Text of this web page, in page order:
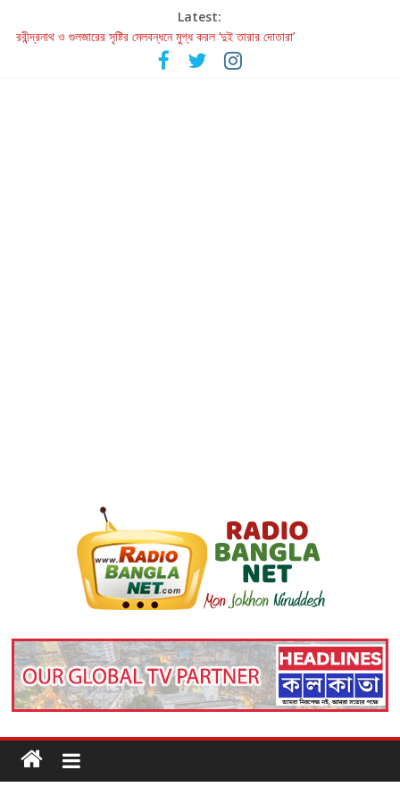
Latest:
রবীন্দ্রনাথ ও গুলজারের সৃষ্টির মেলবন্ধনে মুগ্ধ করল ‘দুই তারার দোতারা’
কলের গান থেকে রীলস্ — বাঙালির গান শোনার বিবর্তনের গল্প
জগন্নাথমঙ্গলম্ — বাংলায় প্রথমবার মঞ্চে এবার রথযাত্রার উদযাপন